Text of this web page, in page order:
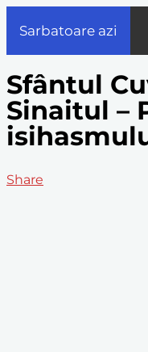
Sarbatoare azi
Sfântul
Sinaitul –
Share